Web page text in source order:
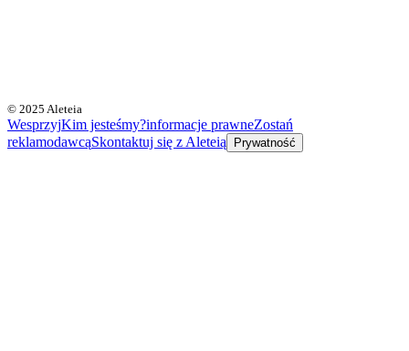
© 2025 Aleteia
WesprzyjKim jesteśmy?informacje prawneZostań
reklamodawcąSkontaktuj się z Aleteią Prywatność